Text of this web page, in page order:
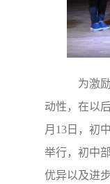
为激励
动性，在以
月13日，初
举行，初中
优异以及进